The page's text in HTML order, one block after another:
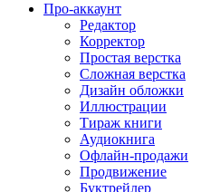
Про-аккаунт
Редактор
Корректор
Простая верстка
Сложная верстка
Дизайн обложки
Иллюстрации
Тираж книги
Аудиокнига
Офлайн-продажи
Продвижение
Буктрейлер